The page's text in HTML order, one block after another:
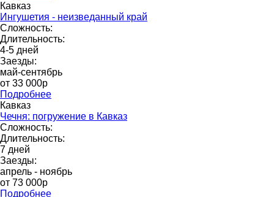
Кавказ
Ингушетия - неизведанный край
Сложность:
Длительность:
4-5 дней
Заезды:
май-сентябрь
от 33 000р
Подробнее
Кавказ
Чечня: погружение в Кавказ
Сложность:
Длительность:
7 дней
Заезды:
апрель - ноябрь
от 73 000p
Подробнее